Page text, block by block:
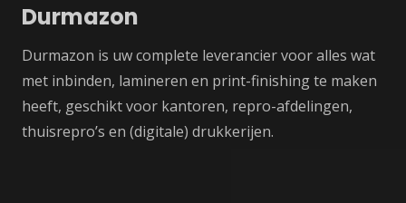
Durmazon
Durmazon is uw complete leverancier voor alles wat
met inbinden, lamineren en print-finishing te maken
heeft, geschikt voor kantoren, repro-afdelingen,
thuisrepro’s en (digitale) drukkerijen.